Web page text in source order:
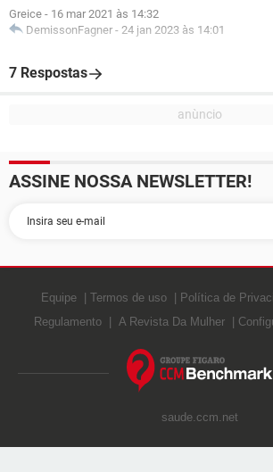
Greice - 16 mar 2021 às 14:32
DemissonFagner - 24 jan 2023 às 14:01
7 Respostas
ASSINE NOSSA NEWSLETTER!
Equipe Termos de uso Política de
Regulamento
A Revista Da Mulher
saude.ccm.net